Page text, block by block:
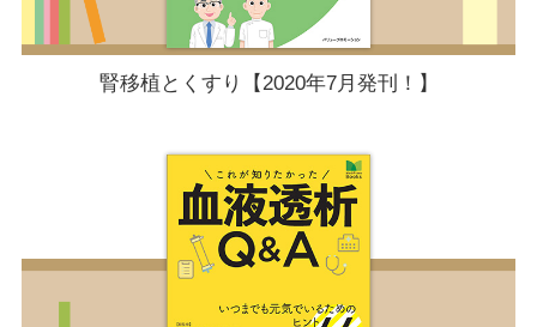
腎移植とくすり【2020年7月発刊！】